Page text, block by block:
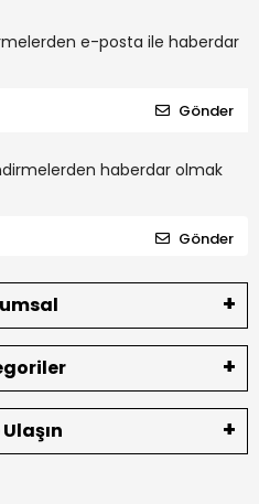
e-posta ile haberdar
Gönder
haberdar olmak
Gönder